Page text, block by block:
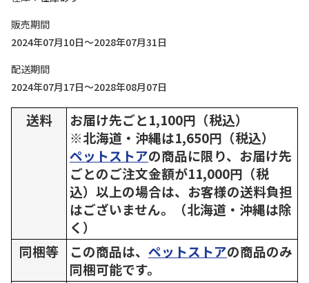
販売期間
2024年07月10日～2028年07月31日
配送期間
2024年07月17日～2028年08月07日
送料
お届け先ごと1,100円（税込）
※北海道・沖縄は1,650円（税込）
ペットストアの商品に限り、お届け先
ごとのご注文金額が11,000円（税
込）以上の場合は、お客様の送料負担
はございません。（北海道・沖縄は除
く）
同梱等
この商品は、 ペットストアの商品のみ
同梱可能です。